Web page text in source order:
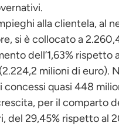
alla clientela, al
si è collocato a
dell’1,63% rispetto
milioni di euro).
quasi 448
per il comparto
del 29,45% rispetto al